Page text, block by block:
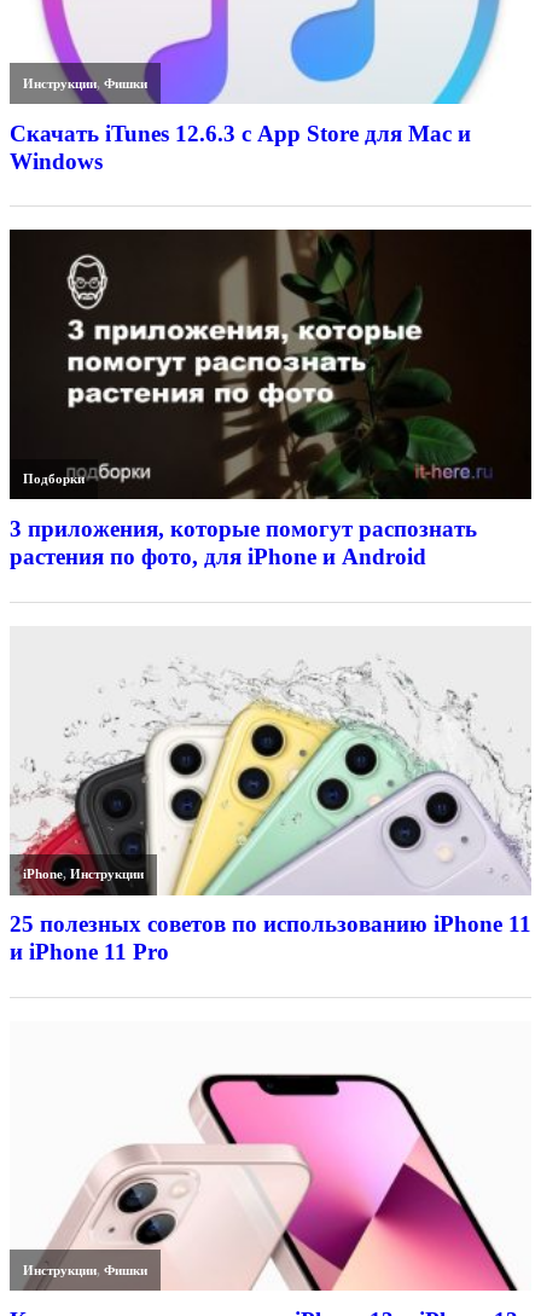
Инструкции,Фишки
Скачать iTunes 12.6.3 с App Store для Mac и
Windows
Подборки
3 приложения, которые помогут распознать
растения по фото, для iPhone и Android
iPhone,Инструкции
25 полезных советов по использованию iPhone 11
и iPhone 11 Pro
Инструкции,Фишки